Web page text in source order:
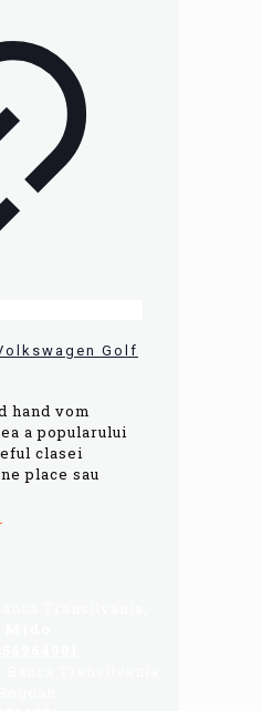
Golf
hand vom
a popularului
clasei
place sau